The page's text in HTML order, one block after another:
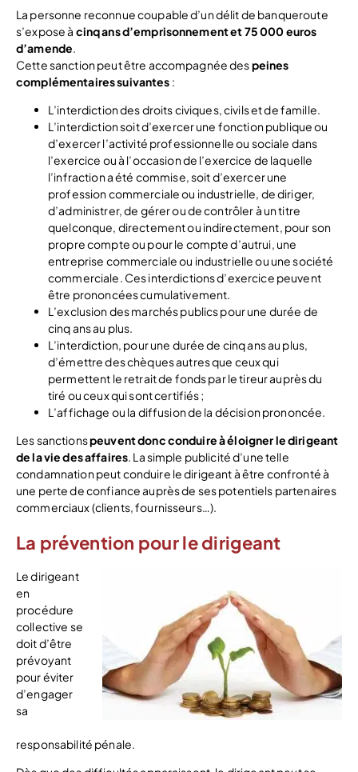
La personne reconnue coupable d’un délit de banqueroute
s’expose à cinq ans d’emprisonnement et 75 000 euros
d’amende.
Cette sanction peut être accompagnée despeines
complémentaires suivantes :
L’interdiction des droits civiques, civils et de famille.
L’interdiction soit d’exercer une fonction publique ou
d’exercer l’activité professionnelle ou sociale dans
l’exercice ou à l’occasion de l’exercice de laquelle
l’infraction a été commise, soit d’exercer une
profession commerciale ou industrielle, de diriger,
d’administrer, de gérer ou de contrôler à un titre
quelconque, directement ou indirectement, pour son
propre compte ou pour le compte d’autrui, une
entreprise commerciale ou industrielle ou une société
commerciale. Ces interdictions d’exercice peuvent
être prononcées cumulativement.
L’exclusion des marchés publics pour une durée de
cinq ans au plus.
L’interdiction, pour une durée de cinq ans au plus,
d’émettre des chèques autres que ceux qui
permettent le retrait de fonds par le tireur auprès du
tiré ou ceux qui sont certifiés ;
L’affichage ou la diffusion de la décision prononcée.
Les sanctionspeuvent donc conduire à éloigner le dirigeant
de la vie des affaires. La simple publicité d’une telle
condamnation peut conduire le dirigeant à être confronté à
une perte de confiance auprès de ses potentiels partenaires
commerciaux (clients, fournisseurs…).
La prévention pour le dirigeant
Le dirigeant
en
procédure
collective se
doit d’être
prévoyant
pour éviter
d’engager
sa
responsabilité pénale.